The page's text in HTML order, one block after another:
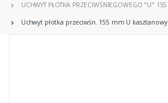
UCHWYT PŁOTKA PRZECIWŚNIEGOWEGO "U" 155
Uchwyt płotka przeciwśn. 155 mm U kasztanowy